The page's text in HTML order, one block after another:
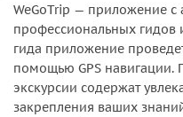
WeGoTrip — приложение с
профессиональных гидов
гида приложение
помощью GPS навигации.
экскурсии содержат
закрепления ваших